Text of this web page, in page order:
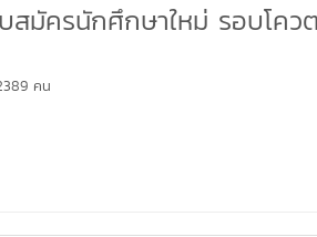
สมัครนักศึกษาใหม่ รอบโคว
คน